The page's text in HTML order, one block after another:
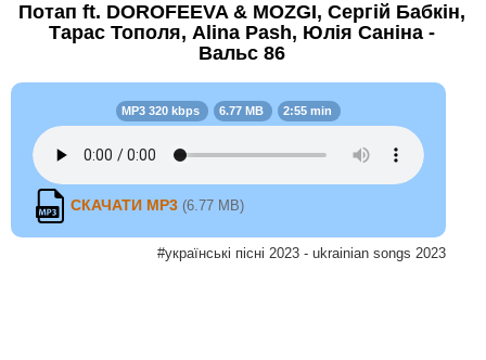
Потап ft. DOROFEEVA & MOZGI, Сергій Бабкін,
Тарас Тополя, Alina Pash, Юлія Саніна -
Вальс 86
MP3 320 kbps 6.77 MB 2:55 min
СКАЧАТИ MP3 (6.77 MB)
#українські пісні 2023 - ukrainian songs 2023